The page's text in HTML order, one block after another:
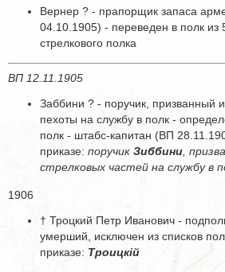
Вернер ? - прапорщик запаса
04.10.1905) - переведен в полк из
стрелкового полка
ВП 12.11.1905
Заббини ? - поручик, призванный
пехоты на службу в полк -
полк - штабс-капитан (ВП
приказе: поручик Зиббини ,
стрелковых частей на службу в
1906
† Троцкий Петр Иванович -
умерший, исключен из списков
приказе: Троицкiй